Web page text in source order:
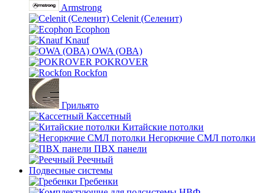
Armstrong
Celenit (Селенит)
Ecophon
Knauf
OWA (ОВА)
POKROVER
Rockfon
Грильято
Кассетный
Китайские потолки
Негорючие СМЛ потолки
ПВХ панели
Реечный
Подвесные системы
Гребенки